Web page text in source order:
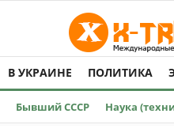
В УКРАИНЕ ПОЛИТИКА
Бывший СССР Наука